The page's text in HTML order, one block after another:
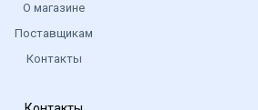
О магазине
Поставщикам
Контакты